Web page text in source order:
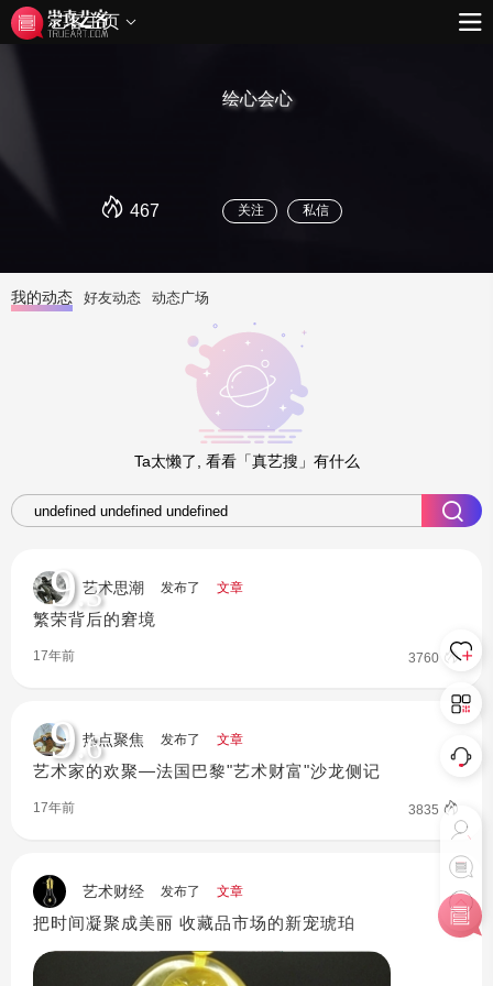
艺客主页
467
绘心会心
关注 私信
我的动态 好友动态 动态广场
Ta太懒了, 看看「真艺搜」有什么
艺术思潮 发布了 文章
繁荣背后的窘境
9.3
17年前 3760
热点聚焦 发布了 文章
艺术家的欢聚—法国巴黎"艺术财富"沙龙侧记
9.6
17年前 3835
艺术财经 发布了 文章
把时间凝聚成美丽 收藏品市场的新宠琥珀